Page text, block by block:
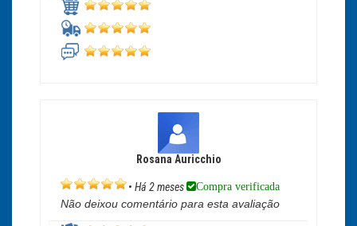
Rosana Auricchio
• Há 2 meses Compra verificada
Não deixou comentário para esta avaliação